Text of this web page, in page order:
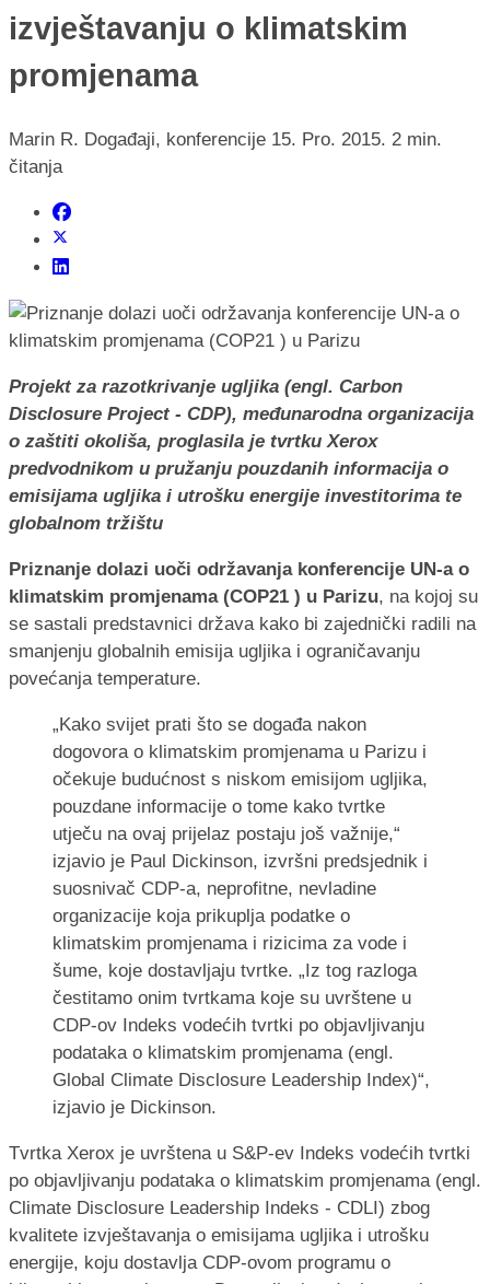
izvještavanju o klimatskim
promjenama
Marin R. Događaji, konferencije 15. Pro. 2015. 2 min.
čitanja
Projekt za razotkrivanje ugljika (engl. Carbon
Disclosure Project - CDP), međunarodna organizacija
o zaštiti okoliša, proglasila je tvrtku Xerox
predvodnikom u pružanju pouzdanih informacija o
emisijama ugljika i utrošku energije investitorima te
globalnom tržištu
Priznanje dolazi uoči održavanja konferencije UN-a o
klimatskim promjenama (COP21 ) u Parizu, na kojoj su
se sastali predstavnici država kako bi zajednički radili na
smanjenju globalnih emisija ugljika i ograničavanju
povećanja temperature.
„Kako svijet prati što se događa nakon
dogovora o klimatskim promjenama u Parizu i
očekuje budućnost s niskom emisijom ugljika,
pouzdane informacije o tome kako tvrtke
utječu na ovaj prijelaz postaju još važnije,“
izjavio je Paul Dickinson, izvršni predsjednik i
suosnivač CDP-a, neprofitne, nevladine
organizacije koja prikuplja podatke o
klimatskim promjenama i rizicima za vode i
šume, koje dostavljaju tvrtke. „Iz tog razloga
čestitamo onim tvrtkama koje su uvrštene u
CDP-ov Indeks vodećih tvrtki po objavljivanju
podataka o klimatskim promjenama (engl.
Global Climate Disclosure Leadership Index)“,
izjavio je Dickinson.
Tvrtka Xerox je uvrštena u S&P-ev Indeks vodećih tvrtki
po objavljivanju podataka o klimatskim promjenama (engl.
Climate Disclosure Leadership Indeks - CDLI) zbog
kvalitete izvještavanja o emisijama ugljika i utrošku
energije, koju dostavlja CDP-ovom programu o